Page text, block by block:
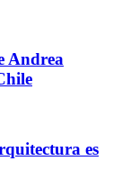
Andrea
es